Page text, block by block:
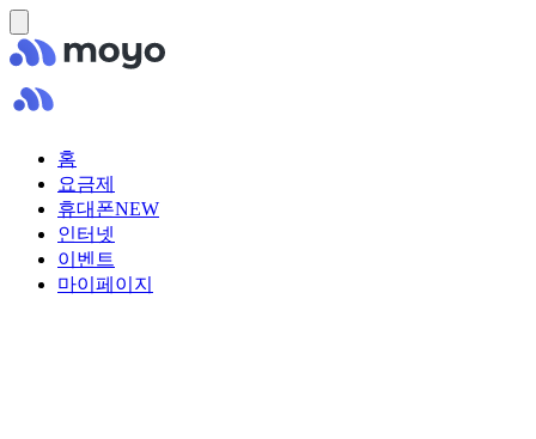
홈
요금제
휴대폰NEW
인터넷
이벤트
마이페이지